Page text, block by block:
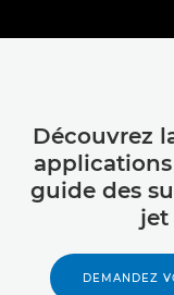
Découvrez
guide des
jet
DEMANDEZ